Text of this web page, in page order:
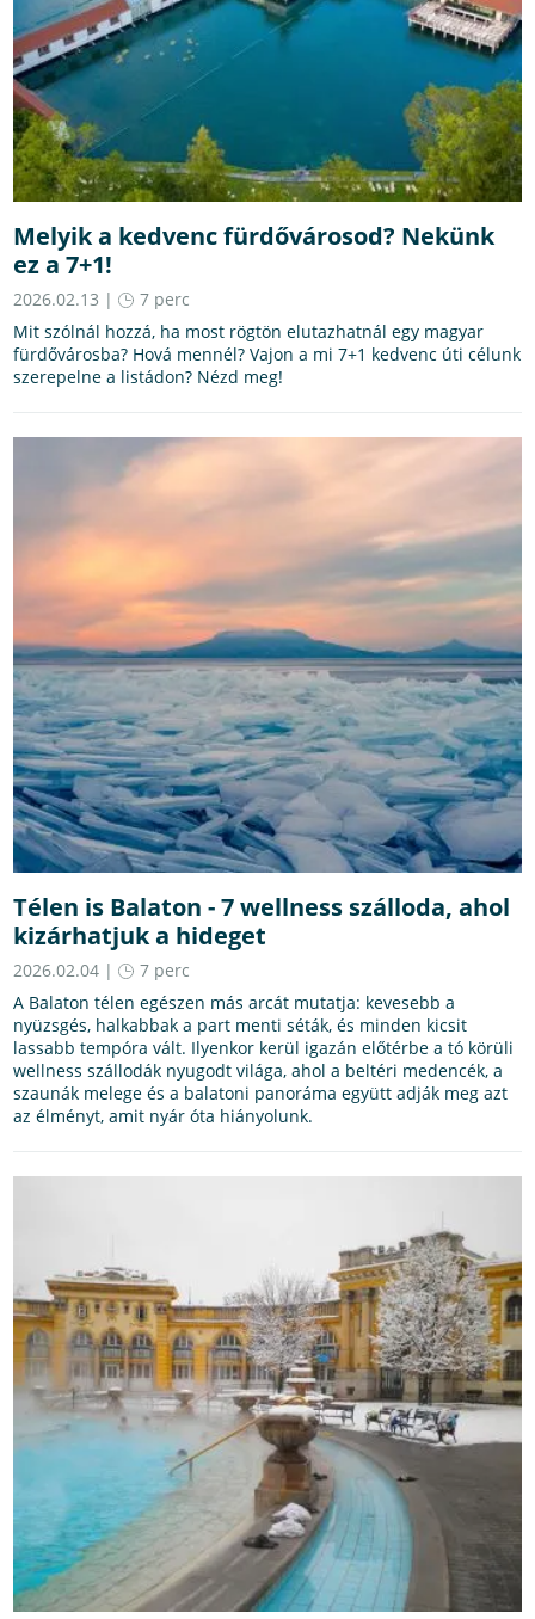
Melyik a kedvenc fürdővárosod? Nekünk
ez a 7+1!
2026.02.13 |
7 perc
Mit szólnál hozzá, ha most rögtön elutazhatnál egy magyar
fürdővárosba? Hová mennél? Vajon a mi 7+1 kedvenc úti célunk
szerepelne a listádon? Nézd meg!
Télen is Balaton - 7 wellness szálloda, ahol
kizárhatjuk a hideget
2026.02.04 |
7 perc
A Balaton télen egészen más arcát mutatja: kevesebb a
nyüzsgés, halkabbak a part menti séták, és minden kicsit
lassabb tempóra vált. Ilyenkor kerül igazán előtérbe a tó körüli
wellness szállodák nyugodt világa, ahol a beltéri medencék, a
szaunák melege és a balatoni panoráma együtt adják meg azt
az élményt, amit nyár óta hiányolunk.